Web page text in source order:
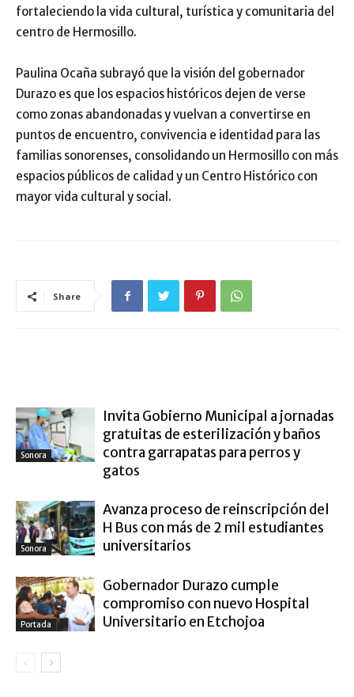
fortaleciendo la vida cultural, turística y comunitaria del
centro de Hermosillo.
Paulina Ocaña subrayó que la visión del gobernador
Durazo es que los espacios históricos dejen de verse
como zonas abandonadas y vuelvan a convertirse en
puntos de encuentro, convivencia e identidad para las
familias sonorenses, consolidando un Hermosillo con más
espacios públicos de calidad y un Centro Histórico con
mayor vida cultural y social.
Share
Sonora
Invita Gobierno Municipal a jornadas
gratuitas de esterilización y baños
contra garrapatas para perros y
gatos
Sonora
Avanza proceso de reinscripción del
H Bus con más de 2 mil estudiantes
universitarios
Portada
Gobernador Durazo cumple
compromiso con nuevo Hospital
Universitario en Etchojoa